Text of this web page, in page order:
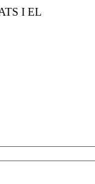
I EL